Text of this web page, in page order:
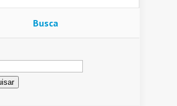
Busca